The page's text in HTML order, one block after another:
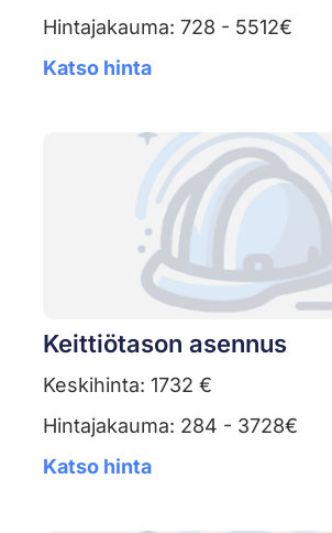
Hintajakauma: 728 - 5512€
Katso hinta
Keittiötason asennus
Keskihinta: 1732 €
Hintajakauma: 284 - 3728€
Katso hinta